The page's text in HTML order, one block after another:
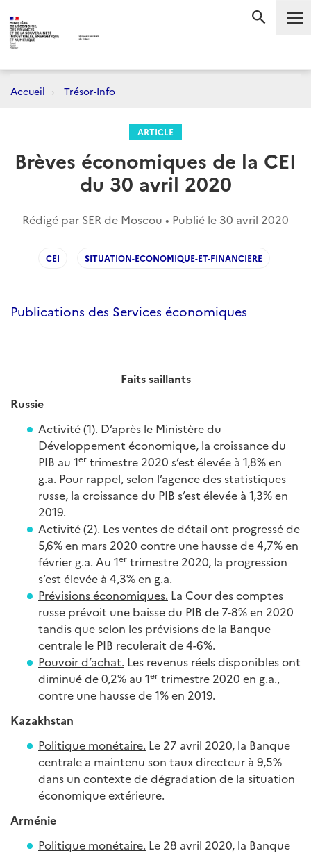
Accueil Trésor-Info
ARTICLE
Brèves économiques de la CEI
du 30 avril 2020
Rédigé par SER de Moscou • Publié le 30 avril 2020
CEI SITUATION-ECONOMIQUE-ET-FINANCIERE
Publications des Services économiques
Faits saillants
Russie
Activité (1). D’après le Ministère du
Développement économique, la croissance du
PIB au 1er trimestre 2020 s’est élevée à 1,8% en
g.a. Pour rappel, selon l’agence des statistiques
russe, la croissance du PIB s’est élevée à 1,3% en
2019.
Activité (2). Les ventes de détail ont progressé de
5,6% en mars 2020 contre une hausse de 4,7% en
février g.a. Au 1er trimestre 2020, la progression
s’est élevée à 4,3% en g.a.
Prévisions économiques. La Cour des comptes
russe prévoit une baisse du PIB de 7-8% en 2020
tandis que selon les prévisions de la Banque
centrale le PIB reculerait de 4-6%.
Pouvoir d’achat. Les revenus réels disponibles ont
diminué de 0,2% au 1er trimestre 2020 en g.a.,
contre une hausse de 1% en 2019.
Kazakhstan
Politique monétaire. Le 27 avril 2020, la Banque
centrale a maintenu son taux directeur à 9,5%
dans un contexte de dégradation de la situation
économique extérieure.
Arménie
Politique monétaire. Le 28 avril 2020, la Banque